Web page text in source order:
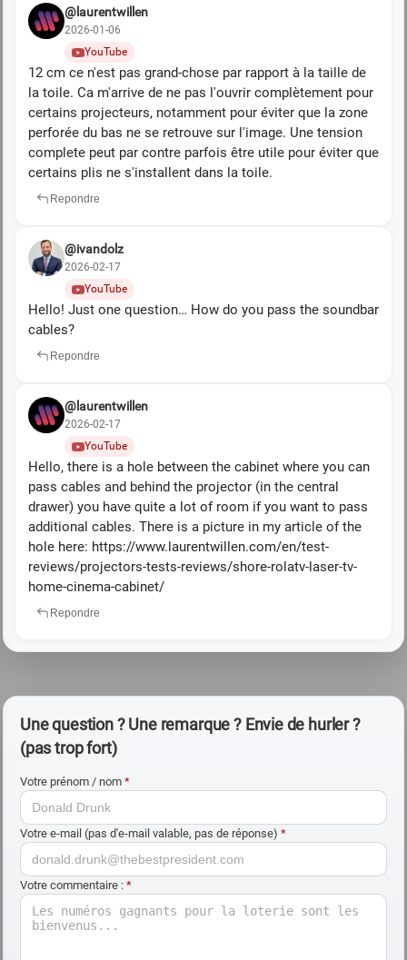
@laurentwillen
2026-01-06
YouTube
12 cm ce n'est pas grand-chose par rapport à la taille de
la toile. Ca m'arrive de ne pas l'ouvrir complètement pour
certains projecteurs, notamment pour éviter que la zone
perforée du bas ne se retrouve sur l'image. Une tension
complete peut par contre parfois être utile pour éviter que
certains plis ne s'installent dans la toile.
Repondre
@ivandolz
2026-02-17
YouTube
Hello! Just one question… How do you pass the soundbar
cables?
Repondre
@laurentwillen
2026-02-17
YouTube
Hello, there is a hole between the cabinet where you can
pass cables and behind the projector (in the central
drawer) you have quite a lot of room if you want to pass
additional cables. There is a picture in my article of the
hole here: https://www.laurentwillen.com/en/test-
reviews/projectors-tests-reviews/shore-rolatv-laser-tv-
home-cinema-cabinet/
Repondre
Une question ? Une remarque ? Envie de hurler ?
(pas trop fort)
Votre prénom / nom *
Votre e-mail (pas d'e-mail valable, pas de réponse) *
Votre commentaire : *